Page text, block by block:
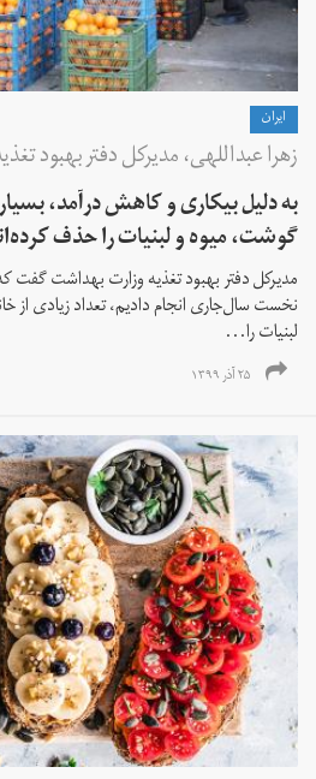
ايران
زهرا عبداللهی، مدیرکل دفتر بهبود
به دلیل بیکاری و کاهش درآمد،
گوشت، ميوه و لبنيات را حذف
مدیرکل دفتر بهبود تغذيه وزارت بهداشت گفت
نخست سال‌جاری انجام داديم، تعداد زيادی از
لبنيات را...
۲۵ آذر ۱۳۹۹